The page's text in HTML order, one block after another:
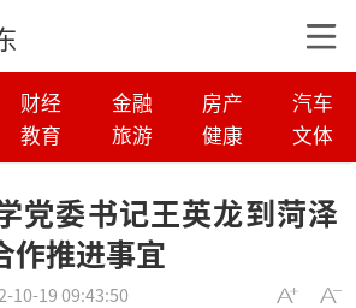
财经 金融 房产
汽车
教育 旅游 健康 文体
党委书记王英龙到菏泽
作推进事宜
10-19 09:43:50